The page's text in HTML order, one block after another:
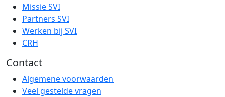
Missie SVI
Partners SVI
Werken bij SVI
CRH
Contact
Algemene voorwaarden
Veel gestelde vragen